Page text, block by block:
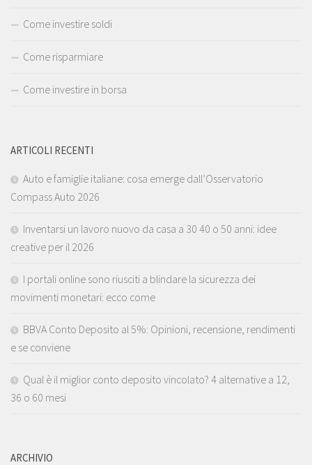
Come investire soldi
Come risparmiare
Come investire in borsa
ARTICOLI RECENTI
Auto e famiglie italiane: cosa emerge dall’Osservatorio
Compass Auto 2026
Inventarsi un lavoro nuovo da casa a 30 40 o 50 anni: idee
creative per il 2026
I portali online sono riusciti a blindare la sicurezza dei
movimenti monetari: ecco come
BBVA Conto Deposito al 5%: Opinioni, recensione, rendimenti
e se conviene
Qual è il miglior conto deposito vincolato? 4 alternative a 12,
36 o 60 mesi
ARCHIVIO